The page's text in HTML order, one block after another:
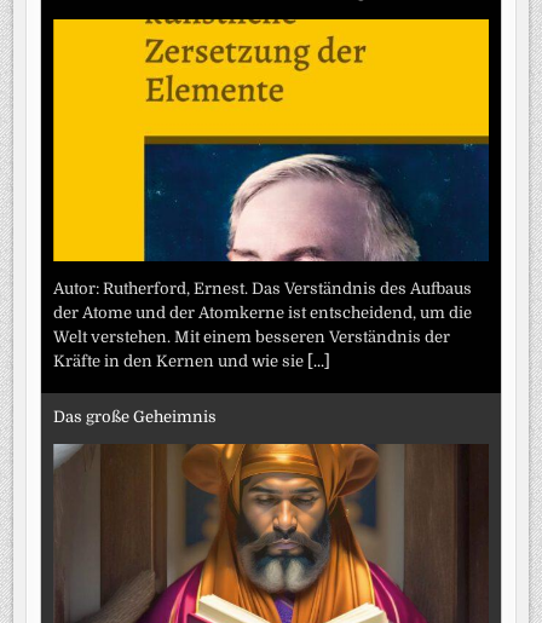
Autor: Rutherford, Ernest. Das Verständnis des Aufbaus
der Atome und der Atomkerne ist entscheidend, um die
Welt verstehen. Mit einem besseren Verständnis der
Kräfte in den Kernen und wie sie [...]
Das große Geheimnis